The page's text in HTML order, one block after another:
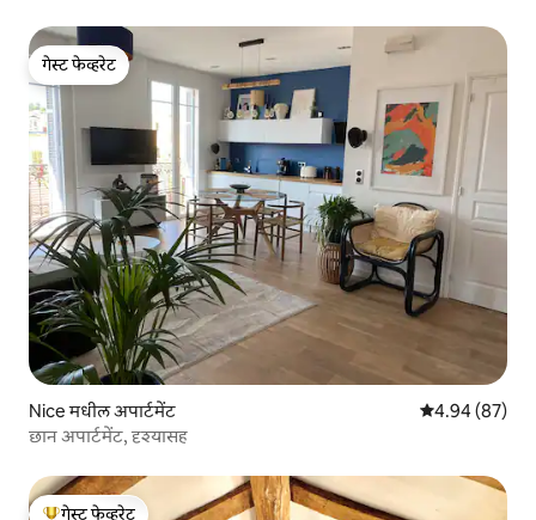
गेस्ट फेव्हरेट
गेस्ट फेव्हरेट
Nice मधील अपार्टमेंट 5 पैकी 4.94
4.94 (87)
छान अपार्टमेंट, दृश्यासह
गेस्ट फेव्हरेट